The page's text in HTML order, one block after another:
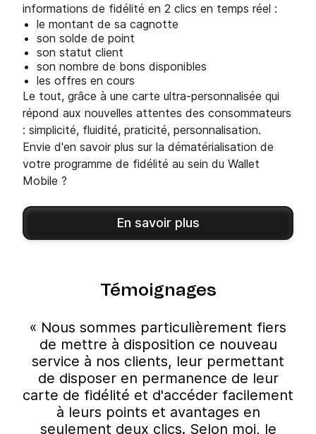
informations de fidélité en 2 clics en temps réel :
le montant de sa cagnotte
son solde de point
son statut client
son nombre de bons disponibles
les offres en cours
Le tout, grâce à une carte ultra-personnalisée qui
répond aux nouvelles attentes des consommateurs
: simplicité, fluidité, praticité, personnalisation.
Envie d'en savoir plus sur la dématérialisation de
votre programme de fidélité au sein du Wallet
Mobile ?
En savoir plus
Témoignages
« Nous sommes particulièrement fiers
de mettre à disposition ce nouveau
service à nos clients, leur permettant
de disposer en permanence de leur
carte de fidélité et d'accéder facilement
à leurs points et avantages en
seulement deux clics. Selon moi, le